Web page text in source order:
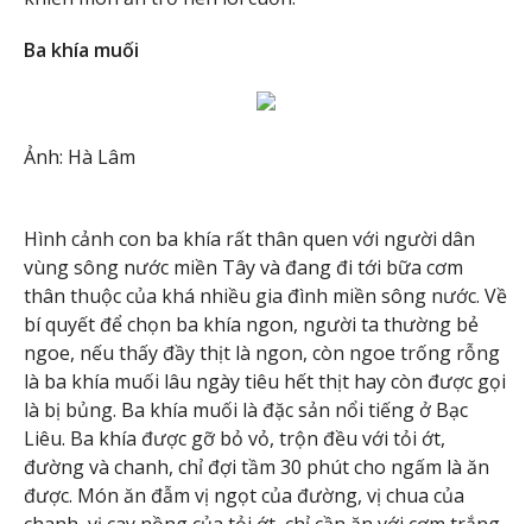
Ba khía muối
Ảnh: Hà Lâm
Hình cảnh con ba khía rất thân quen với người dân
vùng sông nước miền Tây và đang đi tới bữa cơm
thân thuộc của khá nhiều gia đình miền sông nước. Về
bí quyết để chọn ba khía ngon, người ta thường bẻ
ngoe, nếu thấy đầy thịt là ngon, còn ngoe trống rỗng
là ba khía muối lâu ngày tiêu hết thịt hay còn được gọi
là bị bủng. Ba khía muối là đặc sản nổi tiếng ở Bạc
Liêu. Ba khía được gỡ bỏ vỏ, trộn đều với tỏi ớt,
đường và chanh, chỉ đợi tầm 30 phút cho ngấm là ăn
được. Món ăn đẫm vị ngọt của đường, vị chua của